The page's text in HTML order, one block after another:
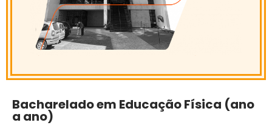
Bacharelado em Educação Física (ano
a ano)